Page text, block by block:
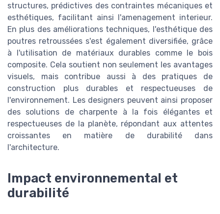
structures, prédictives des contraintes mécaniques et
esthétiques, facilitant ainsi l'amenagement interieur.
En plus des améliorations techniques, l'esthétique des
poutres retroussées s'est également diversifiée, grâce
à l'utilisation de matériaux durables comme le bois
composite. Cela soutient non seulement les avantages
visuels, mais contribue aussi à des pratiques de
construction plus durables et respectueuses de
l'environnement. Les designers peuvent ainsi proposer
des solutions de charpente à la fois élégantes et
respectueuses de la planète, répondant aux attentes
croissantes en matière de durabilité dans
l'architecture.
Impact environnemental et
durabilité